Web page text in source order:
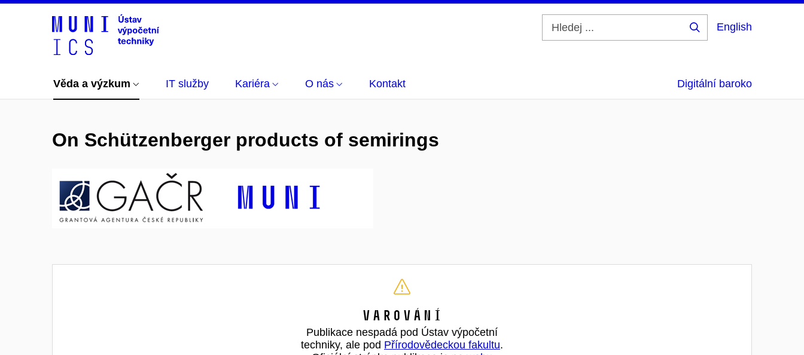
English
Věda a výzkum IT služby Kariéra O nás Kontakt Digitální baroko
On Schützenberger products of semirings
Varování
Publikace nespadá pod Ústav výpočetní
techniky, ale pod Přírodovědeckou fakultu.